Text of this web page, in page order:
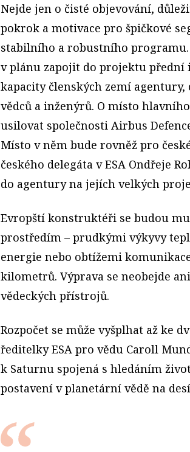
Nejde jen o čisté objevování,
pokrok a motivace pro špičkové
stabilního a robustního programu.
v plánu zapojit do projektu přední
kapacity členských zemí
vědců a inženýrů. O místo
usilovat společnosti Airbus
Místo v něm bude rovněž pro
českého delegáta v ESA Ondřeje
do agentury na jejích velkých
Evropští konstruktéři se budou
prostředím – prudkými výkyvy
energie nebo obtížemi
kilometrů. Výprava se neobejde
vědeckých přístrojů.
Rozpočet se může vyšplhat až ke
ředitelky ESA pro vědu Caroll
k Saturnu spojená s hledáním
postavení v planetární vědě na